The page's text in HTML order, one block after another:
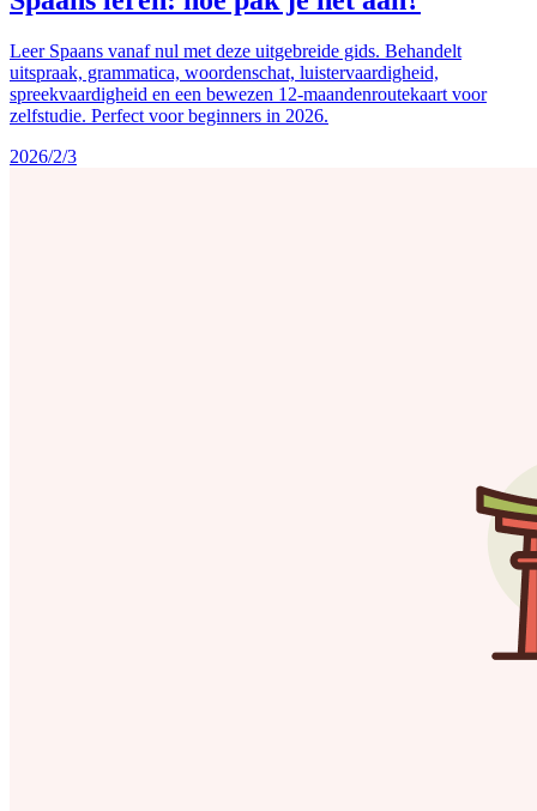
Leer Spaans vanaf nul met deze uitgebreide gids. Behandelt
uitspraak, grammatica, woordenschat, luistervaardigheid,
spreekvaardigheid en een bewezen 12-maandenroutekaart voor
zelfstudie. Perfect voor beginners in 2026.
2026/2/3